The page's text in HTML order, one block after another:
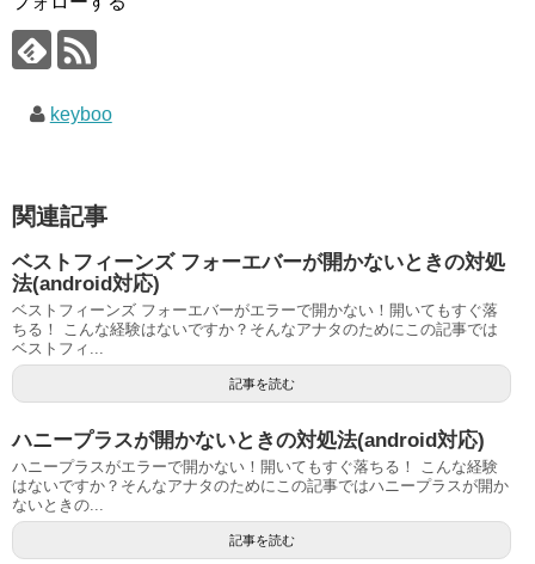
keyboo
関連記事
ベストフィーンズ フォーエバーが開かないときの対処
法(android対応)
ベストフィーンズ フォーエバーがエラーで開かない！開いてもすぐ落
ちる！ こんな経験はないですか？そんなアナタのためにこの記事では
ベストフィ...
記事を読む
ハニープラスが開かないときの対処法(android対応)
ハニープラスがエラーで開かない！開いてもすぐ落ちる！ こんな経験
はないですか？そんなアナタのためにこの記事ではハニープラスが開か
ないときの...
記事を読む